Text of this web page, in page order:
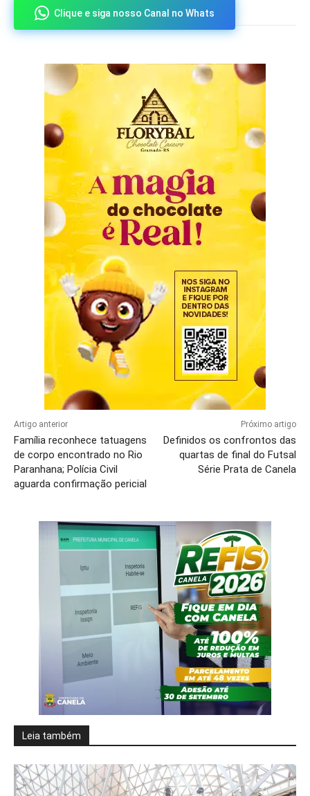
Clique e siga nosso Canal no Whats
Artigo anterior
Família reconhece tatuagens
de corpo encontrado no Rio
Paranhana; Polícia Civil
aguarda confirmação pericial
Próximo artigo
Definidos os confrontos das
quartas de final do Futsal
Série Prata de Canela
Leia também